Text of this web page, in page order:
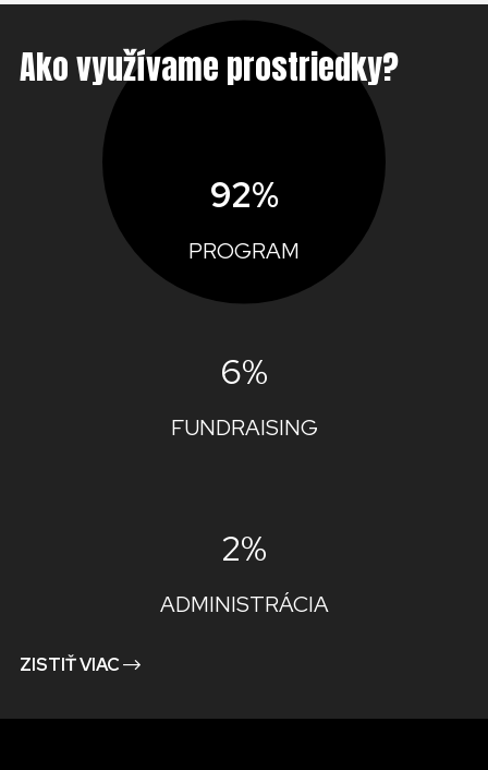
Ako využívame prostriedky?
92%
PROGRAM
6%
FUNDRAISING
2%
ADMINISTRÁCIA
ZISTIŤ VIAC